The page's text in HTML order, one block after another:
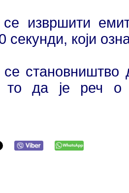
извршити
секунди, који
становништво
да је реч о